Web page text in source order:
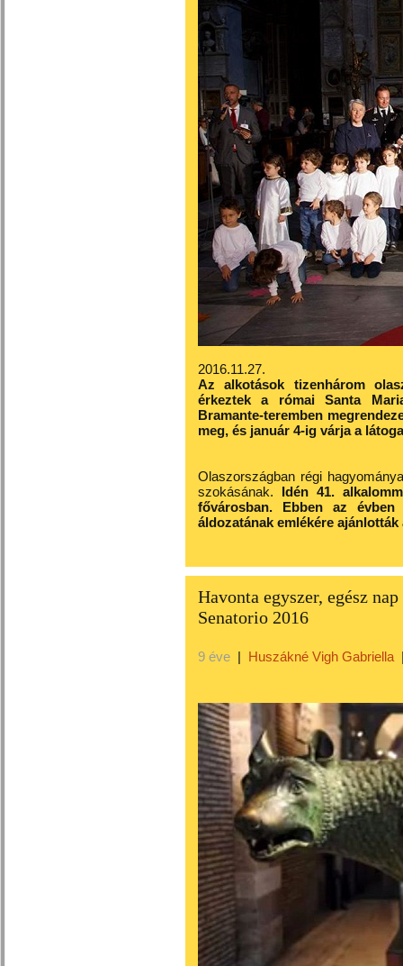
2016.11.27.
Az alkotások tizenhárom
érkeztek a római Santa
Bramante-teremben
meg, és január 4-ig várja a
Olaszországban régi
szokásának. Idén 41.
fővárosban. Ebben az
áldozatának emlékére ajánlották
Havonta egyszer, egész
Senatorio 2016
9 éve | Huszákné Vigh Gabriella